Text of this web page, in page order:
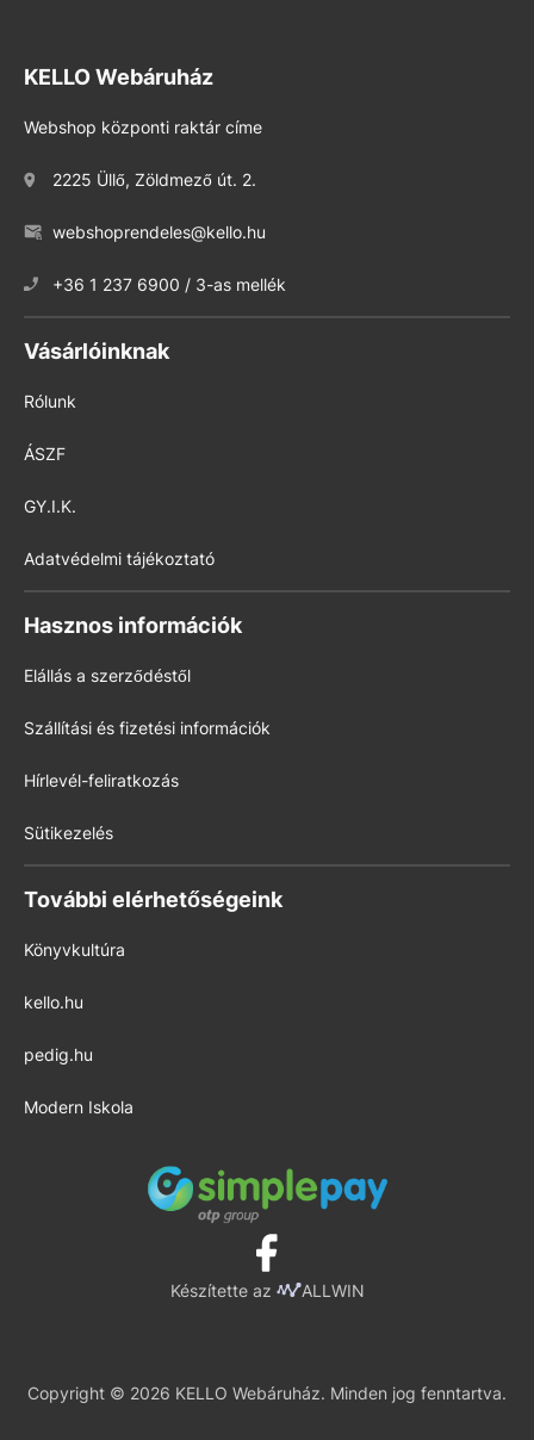
KELLO Webáruház
Webshop központi raktár címe
2225 Üllő, Zöldmező út. 2.
webshoprendeles@kello.hu
+36 1 237 6900 / 3-as mellék
Vásárlóinknak
Rólunk
ÁSZF
GY.I.K.
Adatvédelmi tájékoztató
Hasznos információk
Elállás a szerződéstől
Szállítási és fizetési információk
Hírlevél-feliratkozás
Sütikezelés
További elérhetőségeink
Könyvkultúra
kello.hu
pedig.hu
Modern Iskola
Készítette az ALLWIN
Copyright © 2026 KELLO Webáruház. Minden jog fenntartva.